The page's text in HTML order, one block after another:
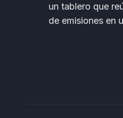
un tablero que
de emisiones en